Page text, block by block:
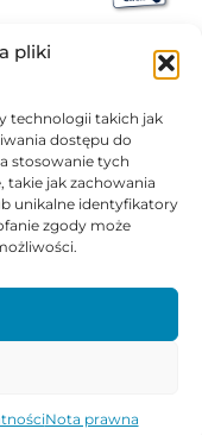
pliki
technologii takich jak
dostępu do
stosowanie tych
jak zachowania
unikalne identyfikatory
zgody może
Nota prawna